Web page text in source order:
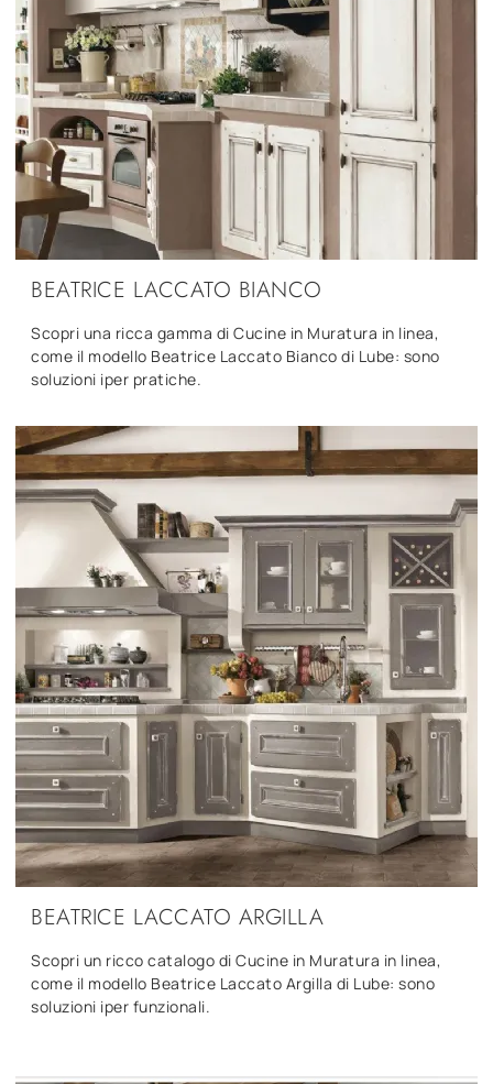
BEATRICE LACCATO BIANCO
Scopri una ricca gamma di Cucine in Muratura in linea,
come il modello Beatrice Laccato Bianco di Lube: sono
soluzioni iper pratiche.
BEATRICE LACCATO ARGILLA
Scopri un ricco catalogo di Cucine in Muratura in linea,
come il modello Beatrice Laccato Argilla di Lube: sono
soluzioni iper funzionali.